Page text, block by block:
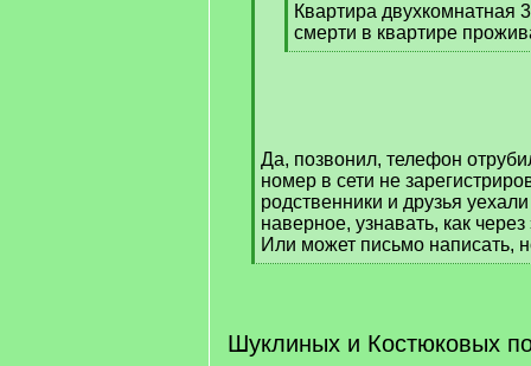
Квартира двухкомнатная
смерти в квартире
[
Да, позвонил, телефон
номер в сети не
родственники и друзья
наверное, узнавать, как
Или может письмо написать,
[
Шуклиных и Костюковых